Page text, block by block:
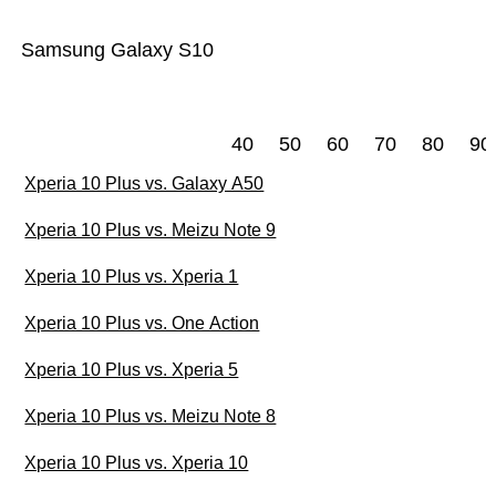
Samsung Galaxy S10
40 50 60 70 80 90
Xperia 10 Plus vs. Galaxy A50
Xperia 10 Plus vs. Meizu Note 9
Xperia 10 Plus vs. Xperia 1
Xperia 10 Plus vs. One Action
Xperia 10 Plus vs. Xperia 5
Xperia 10 Plus vs. Meizu Note 8
Xperia 10 Plus vs. Xperia 10